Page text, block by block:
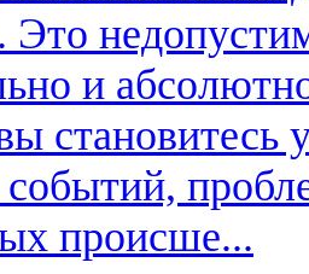
Это
и
становитесь
происше...